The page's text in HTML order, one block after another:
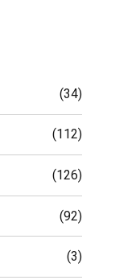
(34)
(112)
(126)
(92)
(3)